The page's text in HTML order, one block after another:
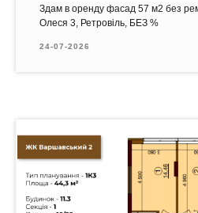
Здам в оренду фасад 57 м2 без
Олеся 3, Ретровіль, БЕЗ %
24-07-2026